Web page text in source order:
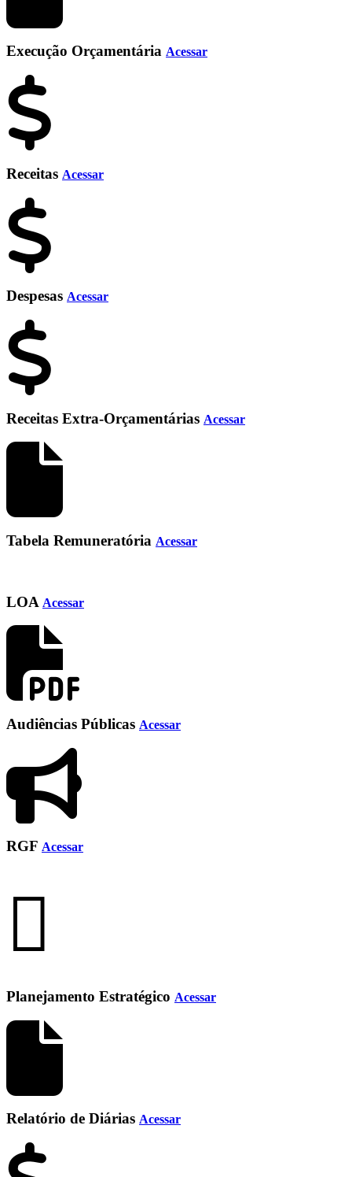
Execução Orçamentária Acessar
Receitas Acessar
Despesas Acessar
Receitas Extra-Orçamentárias Acessar
Tabela Remuneratória Acessar
LOA Acessar
Audiências Públicas Acessar
RGF Acessar
Planejamento Estratégico Acessar
Relatório de Diárias Acessar